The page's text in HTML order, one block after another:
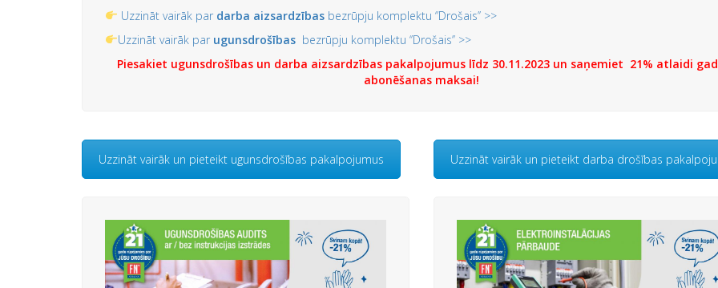
Uzzināt vairāk par darba aizsardzībasbezrūpju komplektu ‘’Drošais’’ >>
Uzzināt vairāk parugunsdrošības bezrūpju komplektu ‘’Drošais’’ >>
Piesakiet ugunsdrošības un darba aizsardzības pakalpojumus līdz 30.11.2023 un saņemiet 21% atlaidi
abonēšanas maksai!
Uzzināt vairāk un pieteikt ugunsdrošības pakalpojumus Uzzināt vairāk un pieteikt darba drošības